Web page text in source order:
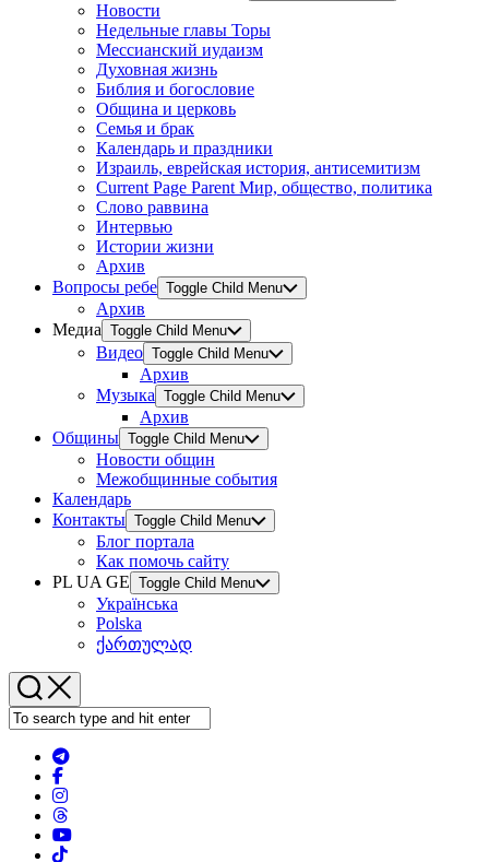
Новости
Недельные главы Торы
Мессианский иудаизм
Духовная жизнь
Библия и богословие
Община и церковь
Семья и брак
Календарь и праздники
Израиль, еврейская история, антисемитизм
Current Page Parent Мир, общество, политика
Слово раввина
Интервью
Истории жизни
Архив
Вопросы ребе Toggle Child Menu
Архив
Медиа Toggle Child Menu
Видео Toggle Child Menu
Архив
Музыка Toggle Child Menu
Архив
Общины Toggle Child Menu
Новости общин
Межобщинные события
Календарь
Контакты Toggle Child Menu
Блог портала
Как помочь сайту
PL UA GE Toggle Child Menu
Українська
Polska
ქართულად